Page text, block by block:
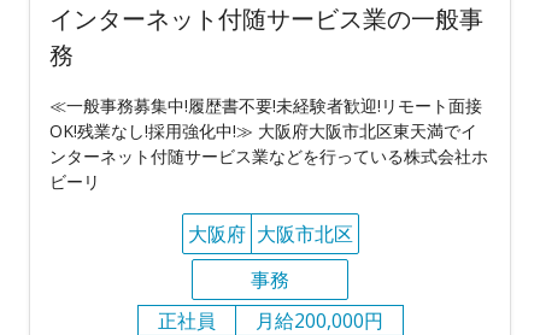
インターネット付随サービス業の一般事
務
≪一般事務募集中!履歴書不要!未経験者歓迎!リモート面接
OK!残業なし!採用強化中!≫ 大阪府大阪市北区東天満でイ
ンターネット付随サービス業などを行っている株式会社ホ
ビーリ
大阪府 大阪市北区
事務
正社員
月給200,000円